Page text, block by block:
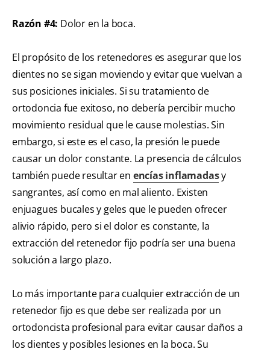
Razón #4: Dolor en la boca.
El propósito de los retenedores es asegurar que los
dientes no se sigan moviendo y evitar que vuelvan a
sus posiciones iniciales. Si su tratamiento de
ortodoncia fue exitoso, no debería percibir mucho
movimiento residual que le cause molestias. Sin
embargo, si este es el caso, la presión le puede
causar un dolor constante. La presencia de cálculos
también puede resultar en encías inflamadasy
sangrantes, así como en mal aliento. Existen
enjuagues bucales y geles que le pueden ofrecer
alivio rápido, pero si el dolor es constante, la
extracción del retenedor fijo podría ser una buena
solución a largo plazo.
Lo más importante para cualquier extracción de un
retenedor fijo es que debe ser realizada por un
ortodoncista profesional para evitar causar daños a
los dientes y posibles lesiones en la boca. Su